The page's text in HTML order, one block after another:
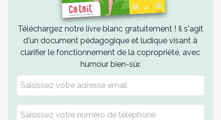
Téléchargez notre livre blanc gratuitement ! Il s'agit
d'un document pédagogique et ludique visant à
clarifier le fonctionnement de la copropriété, avec
humour bien-sûr.